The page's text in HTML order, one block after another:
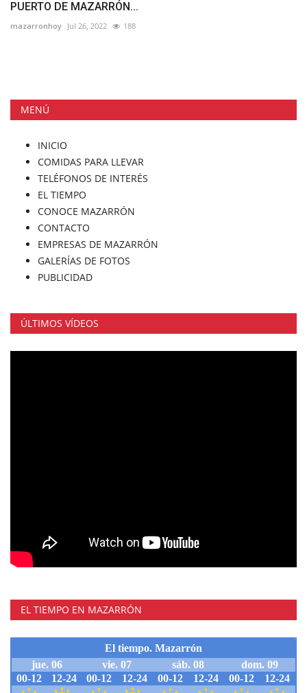
PUERTO DE MAZARRÓN...
mazarronhoy Jul 26, 2022 188
MENÚ
INICIO
COMIDAS PARA LLEVAR
TELÉFONOS DE INTERÉS
EL TIEMPO
CONOCE MAZARRÓN
CONTACTO
EMPRESAS DE MAZARRÓN
GALERÍAS DE FOTOS
PUBLICIDAD
ÚLTIMOS VÍDEOS
EL TIEMPO EN MAZARRÓN